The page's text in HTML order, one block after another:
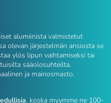
alumiinista valmistetut
olevan järjestelmän ansiosta se
ylös lipun vaihtamiseksi tai
sääolosuhteilta.
ja mainosmasto.
, koska myymme ne 100-